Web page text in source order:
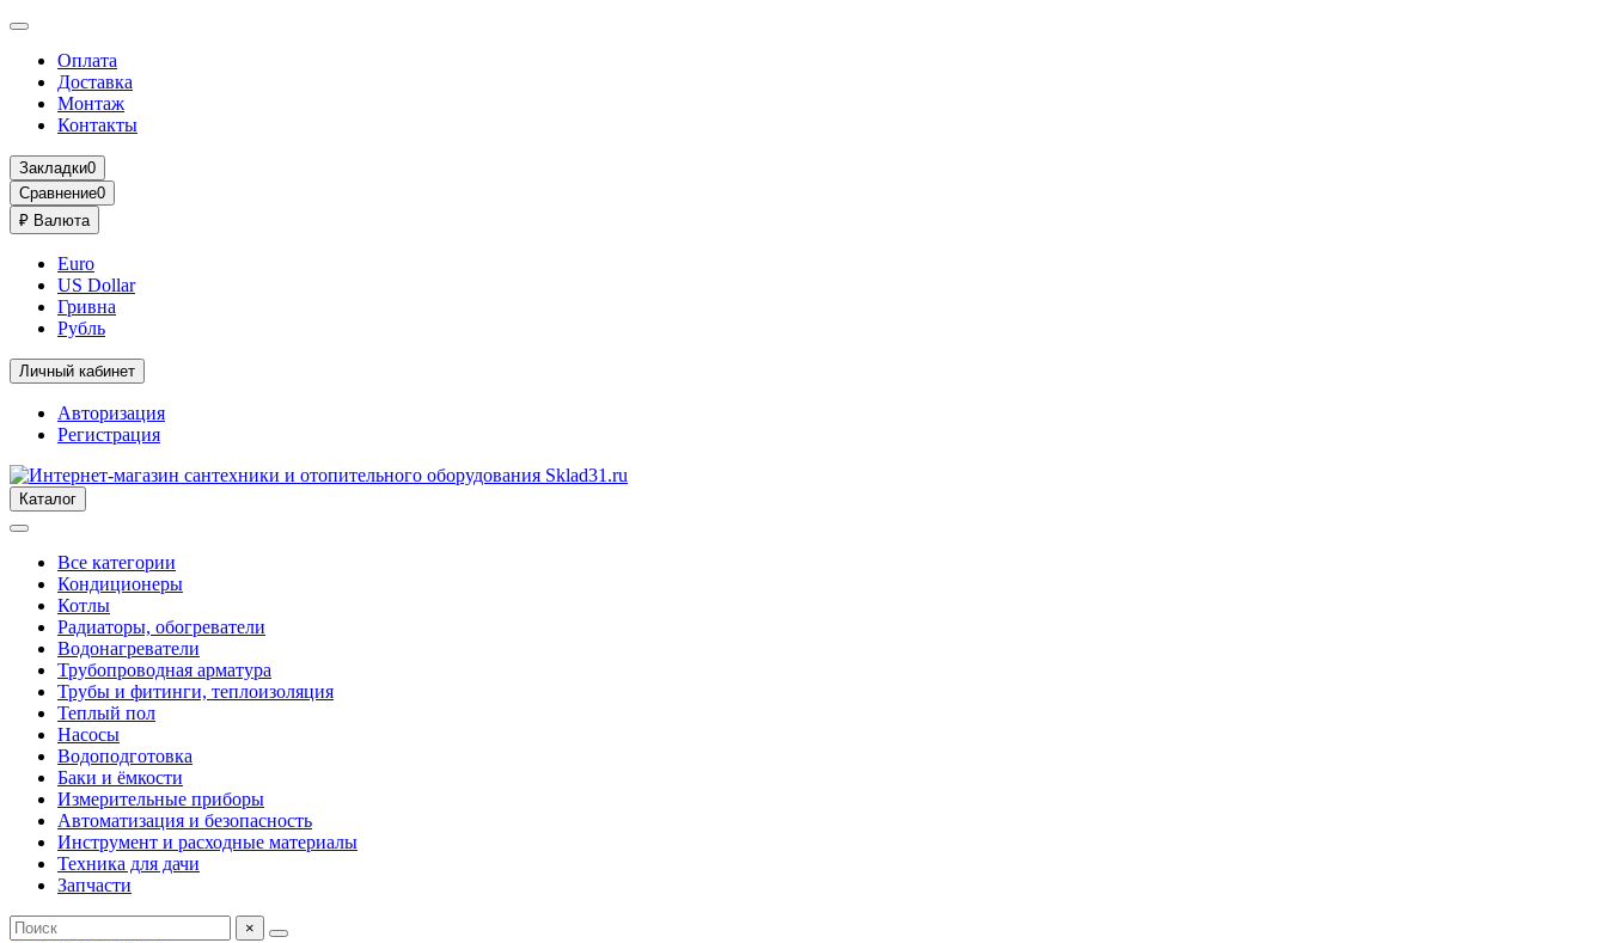
Оплата
Доставка
Монтаж
Контакты
Закладки0
Сравнение0
₽ Валюта
Euro
US Dollar
Гривна
Рубль
Личный кабинет
Авторизация
Регистрация
Каталог
Все категории
Кондиционеры
Котлы
Радиаторы, обогреватели
Водонагреватели
Трубопроводная арматура
Трубы и фитинги, теплоизоляция
Теплый пол
Насосы
Водоподготовка
Баки и ёмкости
Измерительные приборы
Автоматизация и безопасность
Инструмент и расходные материалы
Техника для дачи
Запчасти
×